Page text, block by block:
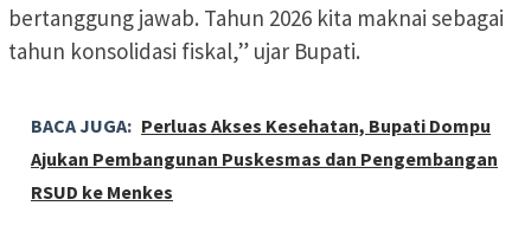
bertanggung jawab. Tahun 2026 kita maknai sebagai
tahun konsolidasi fiskal,” ujar Bupati.
BACA JUGA: Perluas Akses Kesehatan, Bupati Dompu
Ajukan Pembangunan Puskesmas dan Pengembangan
RSUD ke Menkes